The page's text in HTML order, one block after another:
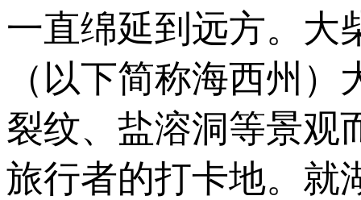
一直绵延到远方。大
（以下简称海西州
裂纹、盐溶洞等景观
旅行者的打卡地。就